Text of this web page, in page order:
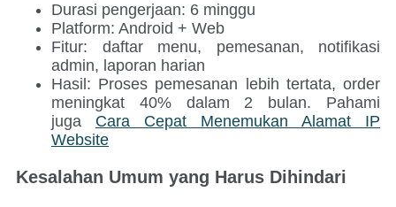
Durasi pengerjaan: 6 minggu
Platform: Android + Web
Fitur: daftar menu, pemesanan, notifikasi
admin, laporan harian
Hasil: Proses pemesanan lebih tertata, order
meningkat 40% dalam 2 bulan. Pahami
juga Cara Cepat Menemukan Alamat IP
Website
Kesalahan Umum yang Harus Dihindari